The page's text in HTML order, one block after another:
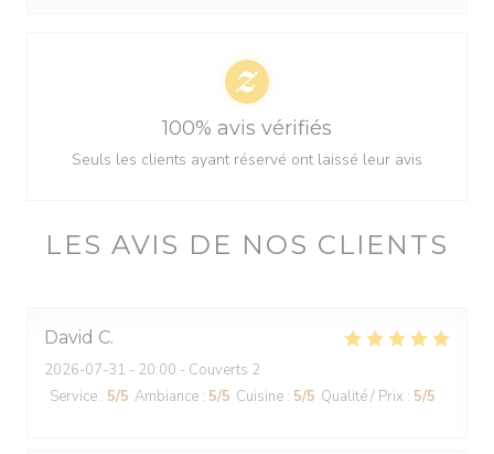
LES AVIS DE NOS CLIENTS
David C
2026-07-31 - 20:00 - Couverts 2
Service : 5/5 Ambiance : 5/5 Cuisine : 5/5 Qualité / Prix : 5/5
100% avis vérifiés
Seuls les clients ayant réservé ont laissé leur avis